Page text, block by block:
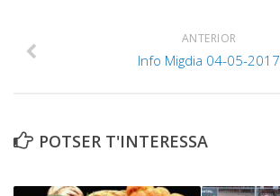
ANTERIOR
Info Migdia 04-05-2017
POTSER T'INTERESSA